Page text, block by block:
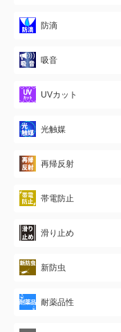
防滴
吸音
UVカット
光触媒
再帰反射
帯電防止
滑り止め
新防虫
耐薬品性